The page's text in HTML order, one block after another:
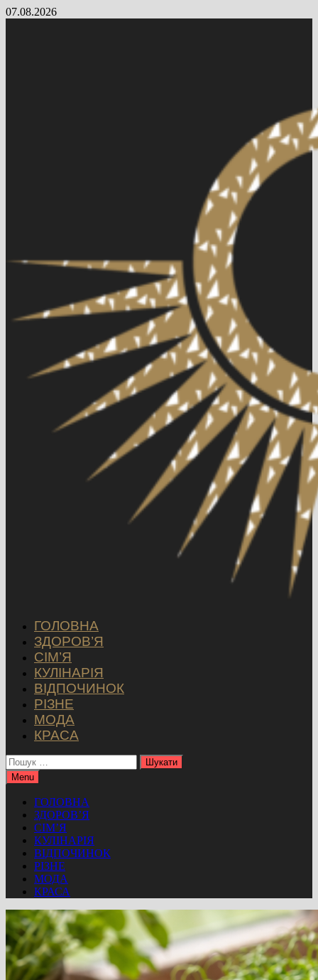
Skip
07.08.2026
ГОЛОВНА
ЗДОРОВ’Я
СІМ’Я
КУЛІНАРІЯ
ВІДПОЧИНОК
РІЗНЕ
МОДА
КРАСА
Пошук:
Menu
ГОЛОВНА
ЗДОРОВ’Я
СІМ’Я
КУЛІНАРІЯ
ВІДПОЧИНОК
РІЗНЕ
МОДА
КРАСА